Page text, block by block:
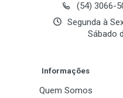
(54) 3066-
Segunda à
Sábado
Informações
Quem Somos